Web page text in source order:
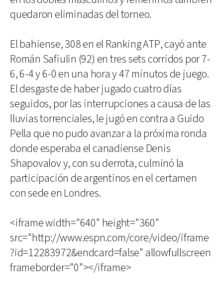
quedaron eliminadas del torneo.
El bahiense, 308 en el Ranking ATP, cayó ante
Román Safiulin (92) en tres sets corridos por 7-
6, 6-4 y 6-0 en una hora y 47 minutos de juego.
El desgaste de haber jugado cuatro días
seguidos, por las interrupciones a causa de las
lluvias torrenciales, le jugó en contra a Guido
Pella que no pudo avanzar a la próxima ronda
donde esperaba el canadiense Denis
Shapovalov y, con su derrota, culminó la
participación de argentinos en el certamen
con sede en Londres.
<iframe width="640" height="360"
src="http://www.espn.com/core/video/iframe
?id=12283972&endcard=false" allowfullscreen
frameborder="0"></iframe>